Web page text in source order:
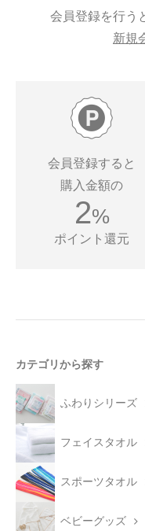
会員登録を行う
新規
会員登録すると
購入金額の
2%
ポイント還元
カテゴリから探す
ふわりシリーズ
フェイスタオル
スポーツタオル
ベビーグッズ